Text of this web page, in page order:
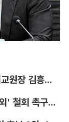
李, 규제합리화 부위원장에 김태유·국립외교원장 김흥규 임명
조국혁신당, 정부에 '주52시간제 적용 예외' 철회 촉구…"흥정 대상 아냐"